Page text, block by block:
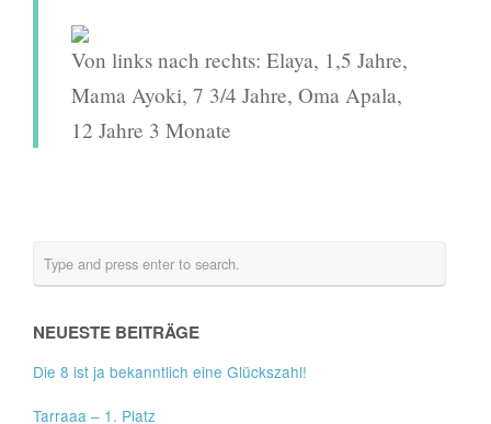
Von links nach rechts: Elaya, 1,5 Jahre,
Mama Ayoki, 7 3/4 Jahre, Oma Apala,
12 Jahre 3 Monate
NEUESTE BEITRÄGE
Die 8 ist ja bekanntlich eine Glückszahl!
Tarraaa – 1. Platz